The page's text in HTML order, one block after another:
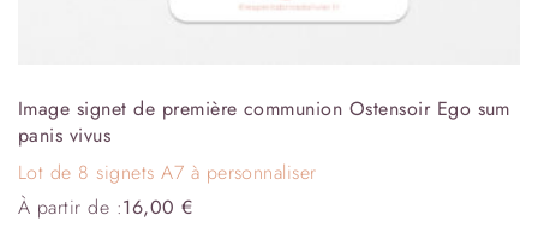
Image signet de première communion Ostensoir Ego sum
panis vivus
Lot de 8 signets A7 à personnaliser
À partir de :16,00€